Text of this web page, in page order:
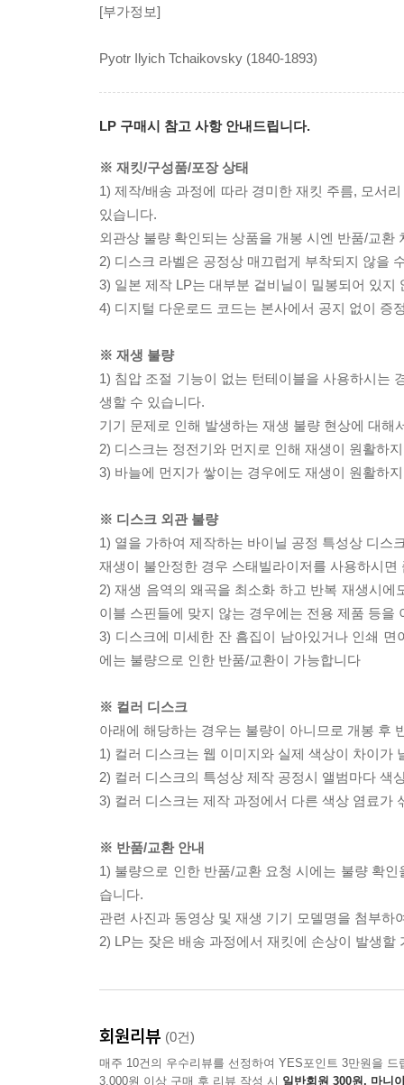
[부가정보]
Pyotr Ilyich Tchaikovsky (1840-1893)
LP 구매시 참고 사항 안내드립니다.
※ 재킷/구성품/포장 상태
1) 제작/배송 과정에 따라 경미한 재킷 주름, 모서
있습니다.
외관상 불량 확인되는 상품을 개봉 시엔 반품/교환
2) 디스크 라벨은 공정상 매끄럽게 부착되지 않을
3) 일본 제작 LP는 대부분 겉비닐이 밀봉되어 있지
4) 디지털 다운로드 코드는 본사에서 공지 없이 증
※ 재생 불량
1) 침압 조절 기능이 없는 턴테이블을 사용하시는
생할 수 있습니다.
기기 문제로 인해 발생하는 재생 불량 현상에 대
2) 디스크는 정전기와 먼지로 인해 재생이 원활하
3) 바늘에 먼지가 쌓이는 경우에도 재생이 원활하
※ 디스크 외관 불량
1) 열을 가하여 제작하는 바이닐 공정 특성상 디스
재생이 불안정한 경우 스태빌라이저를 사용하시
2) 재생 음역의 왜곡을 최소화 하고 반복 재생시
이블 스핀들에 맞지 않는 경우에는 전용 제품 등
3) 디스크에 미세한 잔 흠집이 남아있거나 인쇄
에는 불량으로 인한 반품/교환이 가능합니다
※ 컬러 디스크
아래에 해당하는 경우는 불량이 아니므로 개봉 후
1) 컬러 디스크는 웹 이미지와 실제 색상이 차이가
2) 컬러 디스크의 특성상 제작 공정시 앨범마다 색
3) 컬러 디스크는 제작 과정에서 다른 색상 염료가
※ 반품/교환 안내
1) 불량으로 인한 반품/교환 요청 시에는 불량 확
습니다.
관련 사진과 동영상 및 재생 기기 모델명을 첨부하
2) LP는 잦은 배송 과정에서 재킷에 손상이 발생
회원리뷰 (0건)
매주 10건의 우수리뷰를 선정하여 YES포인트 3만원을 드
3,000원 이상 구매 후 리뷰 작성 시 일반회원 300원, 마니